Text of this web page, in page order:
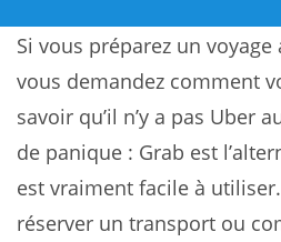
Si vous préparez un
vous demandez comment
savoir qu’il n’y a pas Uber
de panique : Grab est
est vraiment facile à
réserver un transport ou